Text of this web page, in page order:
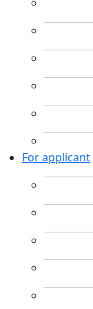
For applicant